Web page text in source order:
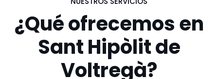
¿Qué ofrecemos en
Sant Hipòlit de
Voltregà?